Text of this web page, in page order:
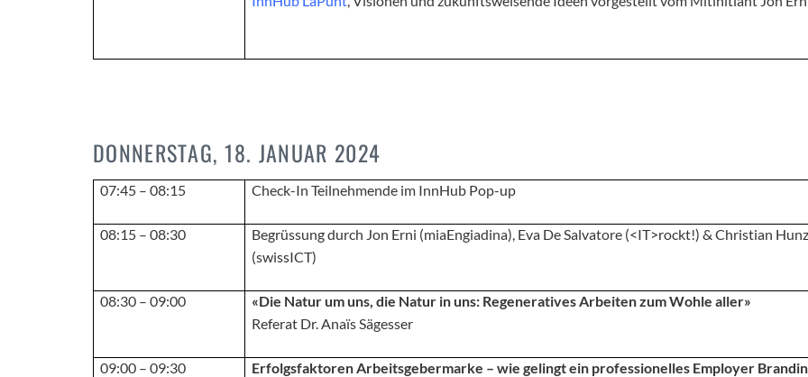
DONNERSTAG, 18. JANUAR 2024
07:45 – 08:15 Check-In Teilnehmende im InnHub Pop-up
08:15 – 08:30 Begrüssung durch Jon Erni (miaEngiadina), Eva De Salvatore (<IT>rockt!) & Christian
(swissICT)
08:30 – 09:00
«Die Natur um uns, die Natur in uns: Regeneratives Arbeiten zum Wohle aller»
Referat Dr. Anaïs Sägesser
09:00 – 09:30
Erfolgsfaktoren Arbeitsgebermarke – wie gelingt ein professionelles Employer